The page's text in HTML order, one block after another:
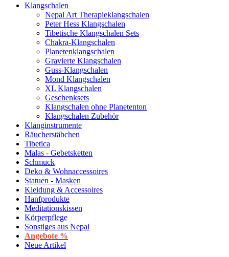
Klangschalen
Nepal Art Therapieklangschalen
Peter Hess Klangschalen
Tibetische Klangschalen Sets
Chakra-Klangschalen
Planetenklangschalen
Gravierte Klangschalen
Guss-Klangschalen
Mond Klangschalen
XL Klangschalen
Geschenksets
Klangschalen ohne Planetenton
Klangschalen Zubehör
Klanginstrumente
Räucherstäbchen
Tibetica
Malas - Gebetsketten
Schmuck
Deko & Wohnaccessoires
Statuen - Masken
Kleidung & Accessoires
Hanfprodukte
Meditationskissen
Körperpflege
Sonstiges aus Nepal
Angebote %
Neue Artikel